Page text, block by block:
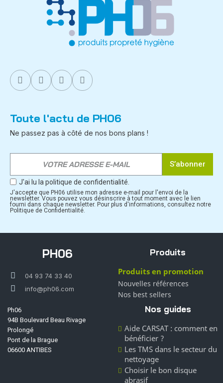
Toute l'actu de PH06
Ne passez pas à côté de nos bons plans !
S’abonner
J'ai lu la politique de confidentialité.
J'accepte que PH06 utilise mon adresse e-mail pour l'envoi de la
newsletter. Vous pouvez vous désinscrire à tout moment avec le lien
fourni dans chaque newsletter. Pour plus d'informations, consultez notre
Politique de Confidentialité.
PH06
04 93 74 33 40
info@ph06.com
Ph06
94B Boulevard Beau Rivage
Prolongé
Pont de la Brague
06600 ANTIBES
Produits
Produits en promotion
Nouvelles références
Nos best sellers
Nos guides
Aide CARSAT : comment en
bénéficier ?
Les TMS dans le secteur du
nettoyage
Choisir le bon disque
abrasif